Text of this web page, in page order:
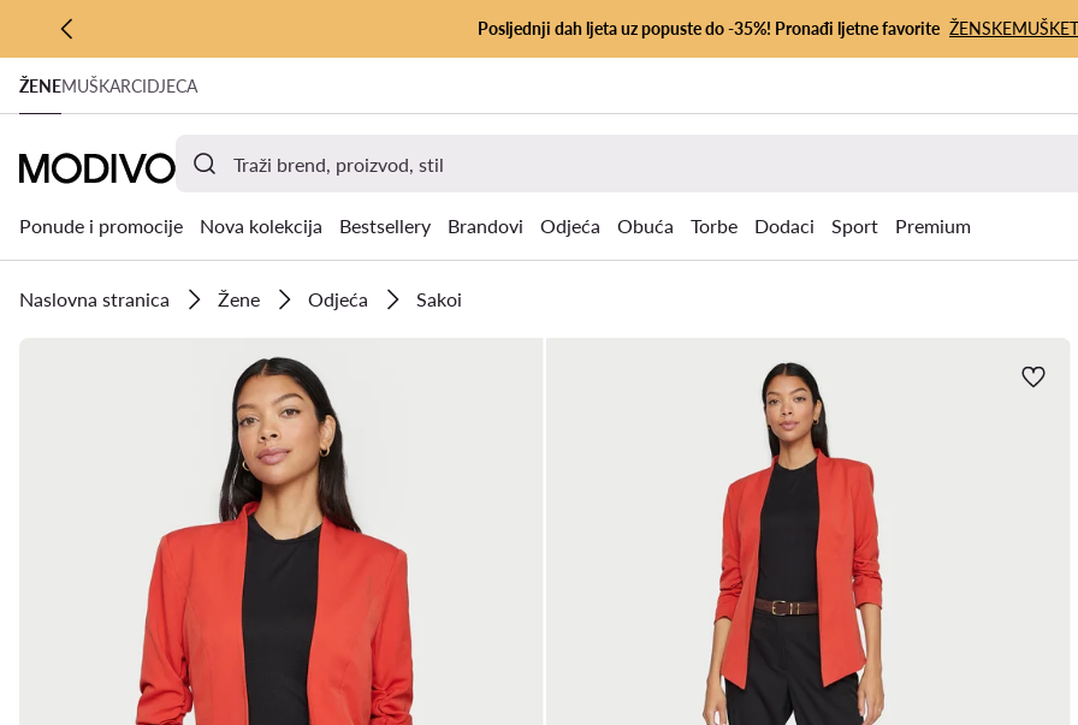
PRIJEĐI NA GLAVNI SADRŽAJ
PRIJEĐI NA PRETRAŽIVANJE
Posljednji dah ljeta uz popuste do -35%! Pronađi ljetne favorite ŽENSKEMUŠKE
ŽENEMUŠKARCIDJECA
Ponude i promocije Nova kolekcija Bestsellery Brandovi Odjeća Obuća Torbe Dodaci Sport Premium
Naslovna stranica Žene Odjeća Sakoi